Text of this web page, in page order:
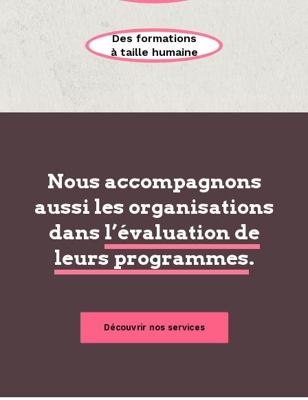
Des formations
à taille humaine
Nous accompagnons
aussi les organisations
dans l’évaluation de
leurs programmes.
Découvrir nos services